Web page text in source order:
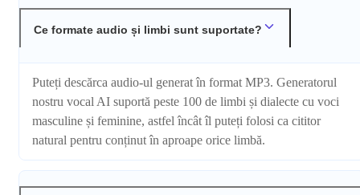
Ce formate audio și limbi sunt suportate?
Puteți descărca audio-ul generat în format MP3. Generatorul
nostru vocal AI suportă peste 100 de limbi și dialecte cu voci
masculine și feminine, astfel încât îl puteți folosi ca cititor
natural pentru conținut în aproape orice limbă.